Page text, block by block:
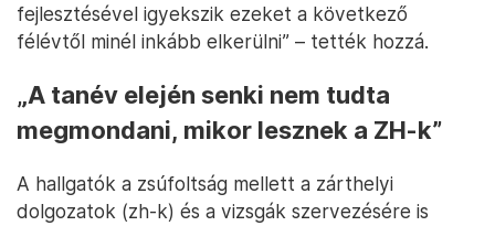
fejlesztésével igyekszik ezeket a következő
félévtől minél inkább elkerülni” – tették hozzá.
„A tanév elején senki nem tudta
megmondani, mikor lesznek a ZH-k”
A hallgatók a zsúfoltság mellett a zárthelyi
dolgozatok (zh-k) és a vizsgák szervezésére is